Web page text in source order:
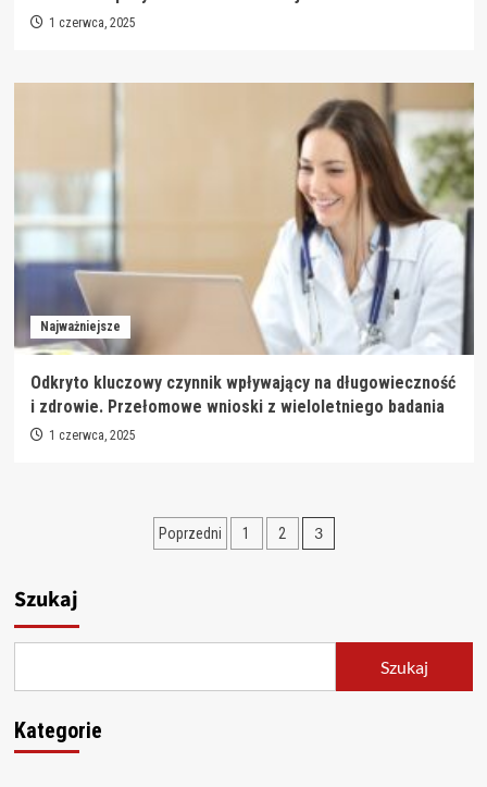
1 czerwca, 2025
Najważniejsze
Odkryto kluczowy czynnik wpływający na długowieczność
i zdrowie. Przełomowe wnioski z wieloletniego badania
1 czerwca, 2025
Stronicowanie
Poprzedni 1 2 3
Szukaj
Szukaj
Kategorie